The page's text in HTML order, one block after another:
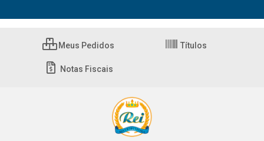
Meus Pedidos Títulos
Notas Fiscais